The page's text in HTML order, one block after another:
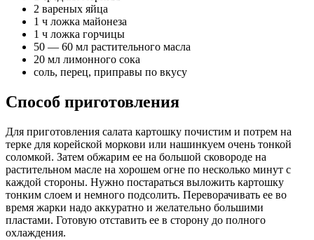
2 вареных яйца
1 ч ложка майонеза
1 ч ложка горчицы
50 — 60 мл растительного масла
20 мл лимонного сока
соль, перец, приправы по вкусу
Способ приготовления
Для приготовления салата картошку почистим и потрем на
терке для корейской моркови или нашинкуем очень тонкой
соломкой. Затем обжарим ее на большой сковороде на
растительном масле на хорошем огне по несколько минут с
каждой стороны. Нужно постараться выложить картошку
тонким слоем и немного подсолить. Переворачивать ее во
время жарки надо аккуратно и желательно большими
пластами. Готовую отставить ее в сторону до полного
охлаждения.